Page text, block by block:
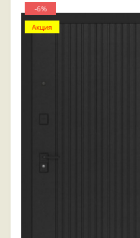
-6%
Акция